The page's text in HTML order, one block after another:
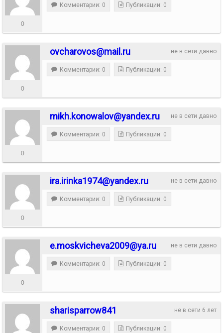
0
Комментарии: 0 Публикации: 0
не в сети давно
ovcharovos@mail.ru
0
Комментарии: 0 Публикации: 0
не в сети давно
mikh.konowalov@yandex.ru
0
Комментарии: 0 Публикации: 0
не в сети давно
ira.irinka1974@yandex.ru
0
Комментарии: 0 Публикации: 0
не в сети давно
e.moskvicheva2009@ya.ru
0
Комментарии: 0 Публикации: 0
не в сети 6 лет
sharisparrow841
Комментарии: 0 Публикации: 0